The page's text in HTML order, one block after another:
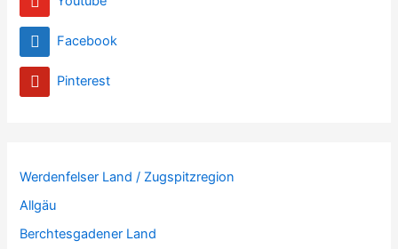
Facebook
Pinterest
Werdenfelser Land / Zugspitzregion
Allgäu
Berchtesgadener Land